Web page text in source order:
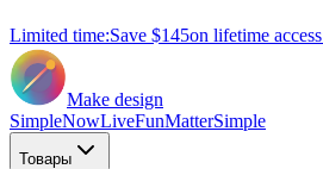
Limited time:Save $145on lifetime access
Make design
SimpleNowLiveFunMatterSimple
Товары